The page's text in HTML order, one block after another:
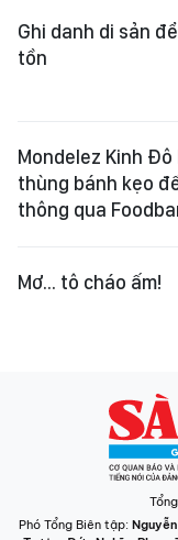
Ghi danh di sản
tồn
Mondelez Kinh
thùng bánh kẹo
thông qua
Mơ... tô cháo ấm!
Phó Tổng Biên tập: